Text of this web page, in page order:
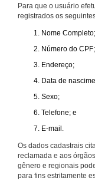
Para que o usuário
registrados os
Nome Completo;
Número do CPF;
Endereço;
Data de
Sexo;
Telefone; e
E-mail.
Os dados cadastrais
reclamada e aos
gênero e regionais
para fins estritamente